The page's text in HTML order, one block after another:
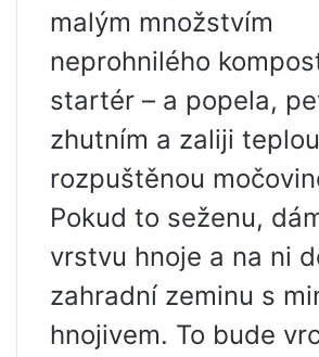
malým množstvím
neprohnilého
startér – a popela,
zhutním a zaliji
rozpuštěnou
Pokud to seženu,
vrstvu hnoje a na ni
zahradní zeminu s
hnojivem. To bude